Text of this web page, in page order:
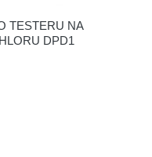
TESTERU NA
DPD1